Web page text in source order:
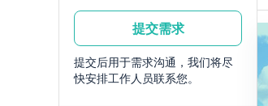
提交后用于需求沟通，我们将尽
快安排工作人员联系您。